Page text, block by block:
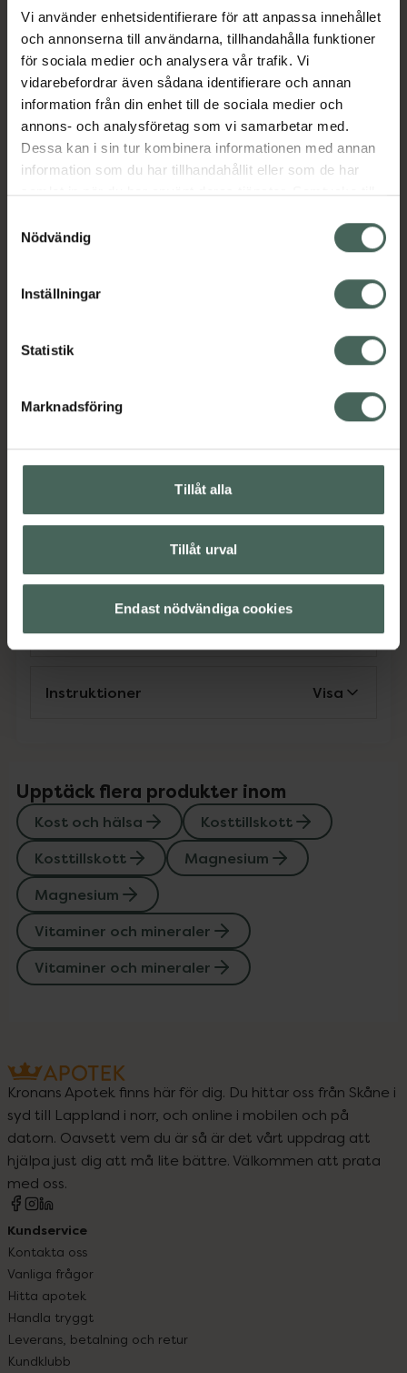
Vi använder enhetsidentifierare för att anpassa innehållet
och annonserna till användarna, tillhandahålla funktioner
för sociala medier och analysera vår trafik. Vi
vidarebefordrar även sådana identifierare och annan
information från din enhet till de sociala medier och
annons- och analysföretag som vi samarbetar med.
Dessa kan i sin tur kombinera informationen med annan
information som du har tillhandahållit eller som de har
samlat in när du har använt deras tjänster. Samtycke till
återkalla ditt samtycke via webbplatsens
cookieinställningar. Ett återkallat samtycke påverkar inte
lagligheten av behandling som skett innan återkallelsen.
Nödvändig
Inställningar
Statistik
Marknadsföring
Tillåt alla
Tillåt urval
Endast nödvändiga cookies
Kosttillskott. Rekommenderad
daglig dos bör inte överskridas.
Kosttillskott bör inte ersätta en
varierad kost och en hälsosam
livsstil. Förvaras utom räckhåll för
små barn.
nervsystemets normala funktion. Tabletten är
baserad på magnesiumglycinat med B-
extrakt av bark från medelhavstall och
långpeppar. Magnesium, niacin, vitamin B12,
nervsystemets normala funktion och till
Jämförpris
MagnesiumMagnesium
Vitaminer och mineraler
Innehåll Visa
Instruktioner Visa
Upptäck flera produkter inom
Kost och hälsa
Kosttillskott
Kosttillskott
Magnesium
Magnesium
Vitaminer och mineraler
Vitaminer och mineraler
Kronans Apotek finns här för dig. Du hittar oss från Skåne i
syd till Lappland i norr, och online i mobilen och på
datorn. Oavsett vem du är så är det vårt uppdrag att
hjälpa just dig att må lite bättre. Välkommen att prata
med oss.
Kundservice
Kontakta oss
Vanliga frågor
Hitta apotek
Handla tryggt
Leverans, betalning och retur
Kundklubb